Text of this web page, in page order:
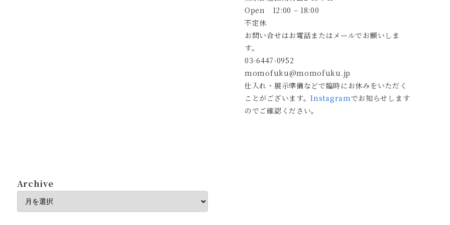
Open 12:00 – 18:00
不定休
お問い合せはお電話またはメールでお願いしま
す。
03-6447-0952
momofuku@momofuku.jp
仕入れ・展示準備などで臨時にお休みをいただく
ことがございます。Instagramでお知らせします
のでご確認ください。
Archive